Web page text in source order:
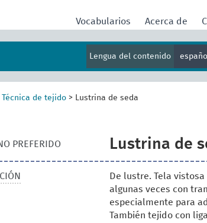
Vocabularios Acerca de
Lengua del contenido
Técnica de tejido > Lustrina de seda
PREFERIDO Lustrina de
De lustre. Tela
algunas veces con
especialmente para
También tejido con